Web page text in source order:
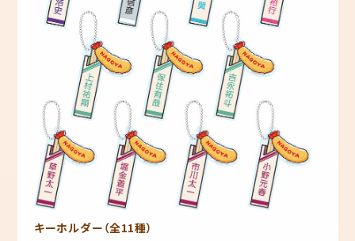
キーホルダー（全11種）